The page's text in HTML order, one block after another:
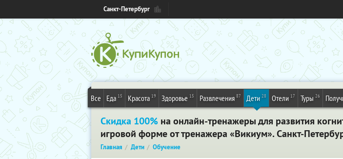
Санкт-Петербург
Все Еда 15 Красота 19 Здоровье 15 Развлечения 87 Дети 28 Отели 17 Туры 26
Скидка 100% на онлайн-тренажеры для развития
игровой форме от тренажера «Викиум». Санкт-
Главная Дети Обучение